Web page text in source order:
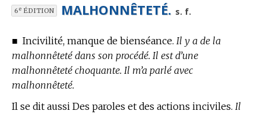
6eÉDITION MALHONNÊTETÉ. s. f.
■ Incivilité, manque de bienséance. Il y a de la
malhonnêteté dans son procédé. Il est d’une
malhonnêteté choquante. Il m’a parlé avec
malhonnêteté.
Il se dit aussi Des paroles et des actions inciviles. Il